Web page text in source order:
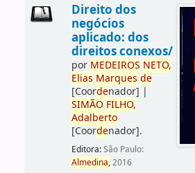
Direito dos
negócios
aplicado: dos
direitos conexos/
por MEDEIROS NETO,
Elias Marques de
[Coordenador] |
SIMÃO FILHO,
Adalberto
[Coordenador].
Editora:São Paulo:
Almedina,2016